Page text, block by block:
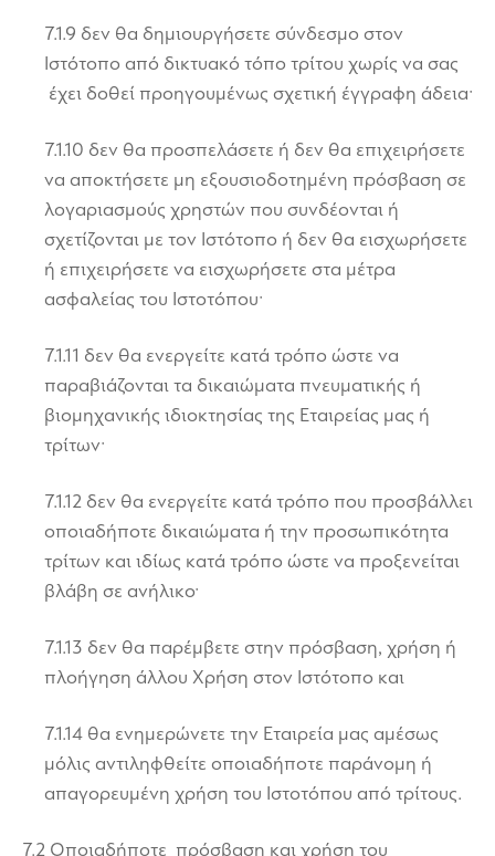
7.1.9 δεν θα δημιουργήσετε σύνδεσμο στον
Ιστότοπο από δικτυακό τόπο τρίτου χωρίς να σας
έχει δοθεί προηγουμένως σχετική έγγραφη άδεια·
7.1.10 δεν θα προσπελάσετε ή δεν θα επιχειρήσετε
να αποκτήσετε μη εξουσιοδοτημένη πρόσβαση σε
λογαριασμούς χρηστών που συνδέονται ή
σχετίζονται με τον Ιστότοπο ή δεν θα εισχωρήσετε
ή επιχειρήσετε να εισχωρήσετε στα μέτρα
ασφαλείας του Ιστοτόπου·
7.1.11 δεν θα ενεργείτε κατά τρόπο ώστε να
παραβιάζονται τα δικαιώματα πνευματικής ή
βιομηχανικής ιδιοκτησίας της Εταιρείας μας ή
τρίτων·
7.1.12 δεν θα ενεργείτε κατά τρόπο που προσβάλλει
οποιαδήποτε δικαιώματα ή την προσωπικότητα
τρίτων και ιδίως κατά τρόπο ώστε να προξενείται
βλάβη σε ανήλικο·
7.1.13 δεν θα παρέμβετε στην πρόσβαση, χρήση ή
πλοήγηση άλλου Χρήση στον Ιστότοπο και
7.1.14 θα ενημερώνετε την Εταιρεία μας αμέσως
μόλις αντιληφθείτε οποιαδήποτε παράνομη ή
απαγορευμένη χρήση του Ιστοτόπου από τρίτους.
7.2 Οποιαδήποτε πρόσβαση και χρήση του